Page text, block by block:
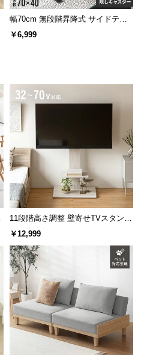
幅70cm 無段階昇降式 サイドテー
ブル
￥6,999
11段階高さ調整 壁寄せTVスタンド
キャスター付き 上下左右角度調節
￥12,999